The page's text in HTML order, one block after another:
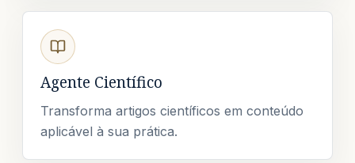
Agente Científico
Transforma artigos científicos em conteúdo
aplicável à sua prática.